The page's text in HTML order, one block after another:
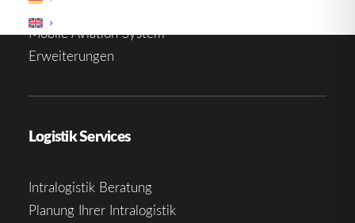
Materialflusssteuerung
Mobile Aviation System
Erweiterungen
Logistik Services
Intralogistik Beratung
Planung Ihrer Intralogistik